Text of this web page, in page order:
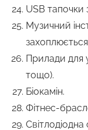
USB тапочки
Музичний
Прилади для
тощо).
Біокамін.
Фітнес-
Світлодіодна